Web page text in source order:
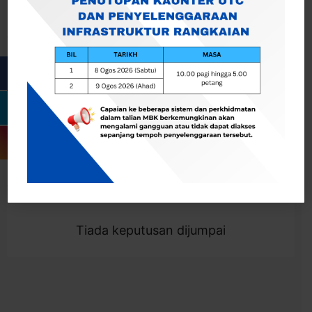
Togol Penapis
Showing 0 result
Tiada keputusan dijumpai